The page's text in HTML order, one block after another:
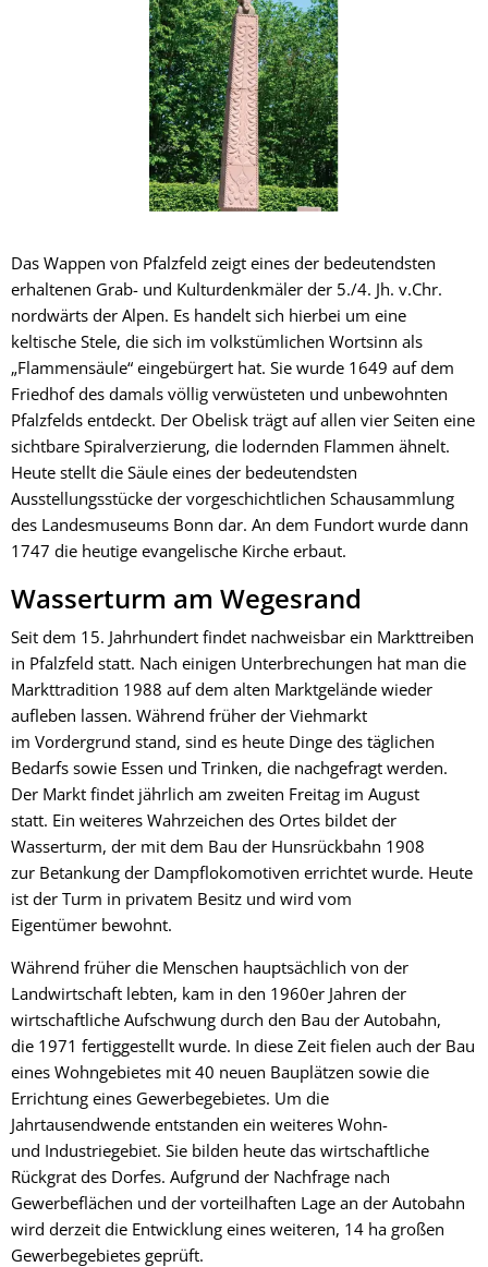
Das Wappen von Pfalzfeld zeigt eines der bedeutendsten
erhaltenen Grab- und Kulturdenkmäler der 5./4. Jh. v.Chr.
nordwärts der Alpen. Es handelt sich hierbei um eine
keltische Stele, die sich im volkstümlichen Wortsinn als
„Flammensäule“ eingebürgert hat. Sie wurde 1649 auf dem
Friedhof des damals völlig verwüsteten und unbewohnten
Pfalzfelds entdeckt. Der Obelisk trägt auf allen vier Seiten eine
sichtbare Spiralverzierung, die lodernden Flammen ähnelt.
Heute stellt die Säule eines der bedeutendsten
Ausstellungsstücke der vorgeschichtlichen Schausammlung
des Landesmuseums Bonn dar. An dem Fundort wurde dann
1747 die heutige evangelische Kirche erbaut.
Wasserturm am Wegesrand
Seit dem 15. Jahrhundert findet nachweisbar ein Markttreiben
in Pfalzfeld statt. Nach einigen Unterbrechungen hat man die
Markttradition 1988 auf dem alten Marktgelände wieder
aufleben lassen. Während früher der Viehmarkt
im Vordergrund stand, sind es heute Dinge des täglichen
Bedarfs sowie Essen und Trinken, die nachgefragt werden.
Der Markt findet jährlich am zweiten Freitag im August
statt. Ein weiteres Wahrzeichen des Ortes bildet der
Wasserturm, der mit dem Bau der Hunsrückbahn 1908
zur Betankung der Dampflokomotiven errichtet wurde. Heute
ist der Turm in privatem Besitz und wird vom
Eigentümer bewohnt.
Während früher die Menschen hauptsächlich von der
Landwirtschaft lebten, kam in den 1960er Jahren der
wirtschaftliche Aufschwung durch den Bau der Autobahn,
die 1971 fertiggestellt wurde. In diese Zeit fielen auch der Bau
eines Wohngebietes mit 40 neuen Bauplätzen sowie die
Errichtung eines Gewerbegebietes. Um die
Jahrtausendwende entstanden ein weiteres Wohn-
und Industriegebiet. Sie bilden heute das wirtschaftliche
Rückgrat des Dorfes. Aufgrund der Nachfrage nach
Gewerbeflächen und der vorteilhaften Lage an der Autobahn
wird derzeit die Entwicklung eines weiteren, 14 ha großen
Gewerbegebietes geprüft.